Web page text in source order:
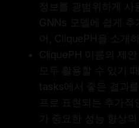
정보를 광범위하게 사
GNNs 모델에 쉽게 추
어, CliquePH을 소개
CliquePH 이름의 제
모두 활용할 수 있기
tasks에서 좋은 결과
프로 표현되는 추가
가 중요한 성능 향상